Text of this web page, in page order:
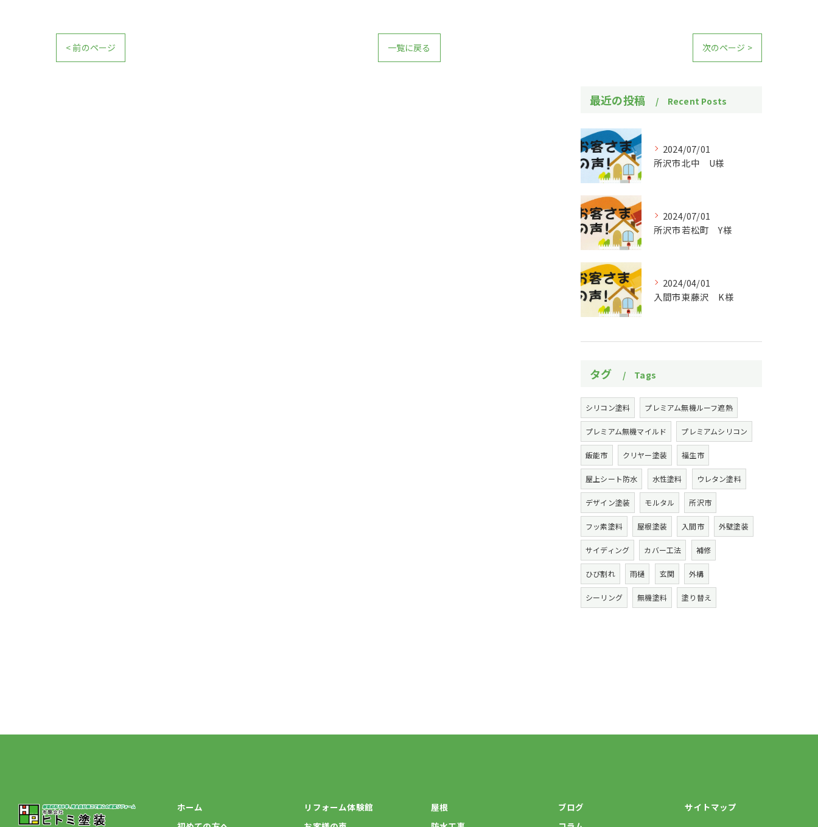
< 前のページ 一覧に戻る 次のページ >
最近の投稿 Recent Posts
2024/07/01
所沢市北中 U様
2024/07/01
所沢市若松町 Y様
2024/04/01
入間市東藤沢 K様
タグ Tags
シリコン塗料 プレミアム無機ルーフ遮熱
プレミアム無機マイルド プレミアムシリコン
飯能市 クリヤー塗装 福生市
屋上シート防水 水性塗料 ウレタン塗料
デザイン塗装 モルタル 所沢市
フッ素塗料 屋根塗装 入間市 外壁塗装
サイディング カバー工法 補修
ひび割れ 雨樋 玄関 外構
シーリング 無機塗料 塗り替え
ホーム
リフォーム体験館
屋根
ブログ
サイトマップ